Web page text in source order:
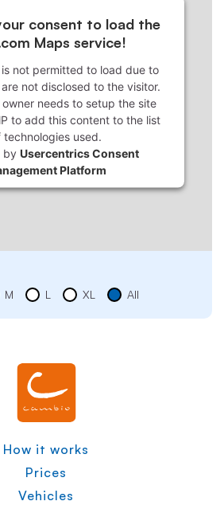
consent to load the
Maps service!
not permitted to load due to
not disclosed to the visitor.
needs to setup the site
to add this content to the list
technologies used.
by Usercentrics Consent
Platform
M L XL All
How it works
Prices
Vehicles